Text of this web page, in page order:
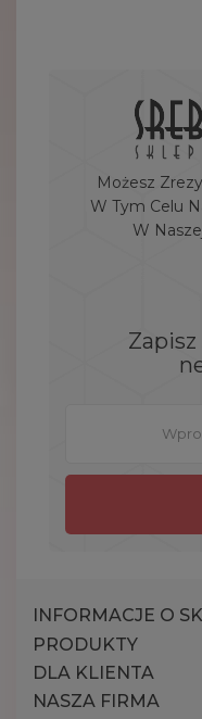
Możesz
W Tym Celu
W
INFORMACJE O
PRODUKTY
DLA KLIENTA
NASZA FIRMA